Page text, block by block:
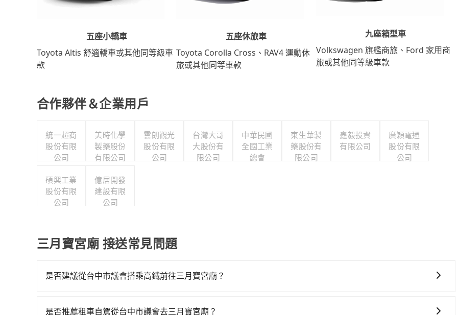
五座小轎車
Toyota Altis 舒適轎車或其他同等級車
款
五座休旅車
Toyota Corolla Cross、RAV4 運動休
旅或其他同等車款
九座箱型車
Volkswagen 旗艦商旅、Ford 家用商
旅或其他同等級車款
合作夥伴＆企業用戶
統一超商
股份有限
公司
美時化學
製藥股份
有限公司
雲朗觀光
股份有限
公司
台灣大哥
大股份有
限公司
中華民國
全國工業
總會
東生華製
藥股份有
限公司
鑫毅投資
有限公司
廣穎電通
股份有限
公司
碩興工業
股份有限
公司
億居開發
建設有限
公司
三月寶宮廟 接送常見問題
是否建議從台中市議會搭乘高鐵前往三月寶宮廟？
才27班車次，從最早06:25到22:49，過了末班車到清晨的時段，還是要找其他交通方案。假設從台中市議會 (台
是否推薦租車自駕從台中市議會去三月寶宮廟？